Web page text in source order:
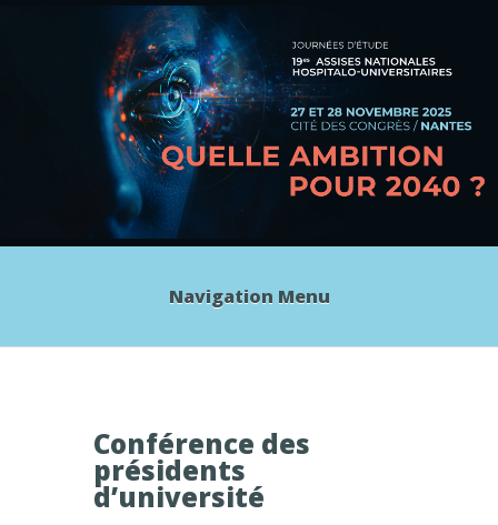
Navigation Menu
Conférence des
présidents
d’université